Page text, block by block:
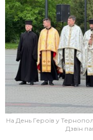
На День Героїв у
Дзвін